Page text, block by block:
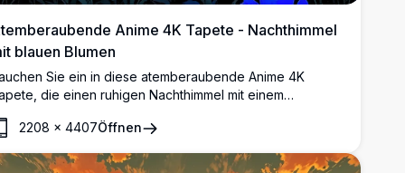
Anime 4K Tapete - Nachthimmel
blauen Blumen
Sie ein in diese atemberaubende Anime 4K
die einen ruhigen Nachthimmel mit einem
Blumen zeigt. Dieses hochauflösende Bild fängt
Desktop- oder Mobilbildschirm zu verschönern. Ideal
2208 × 4407Öffnen